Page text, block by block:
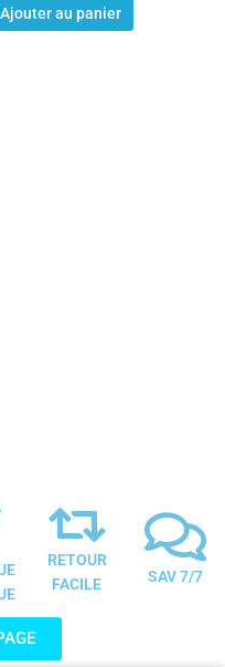
Ajouter au panier
RETOUR
FACILE
SAV 7/7